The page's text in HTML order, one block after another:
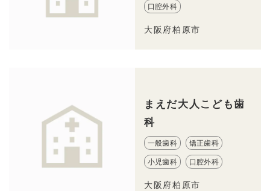
口腔外科
大阪府柏原市
まえだ大人こども歯
科
一般歯科 矯正歯科
小児歯科 口腔外科
大阪府柏原市